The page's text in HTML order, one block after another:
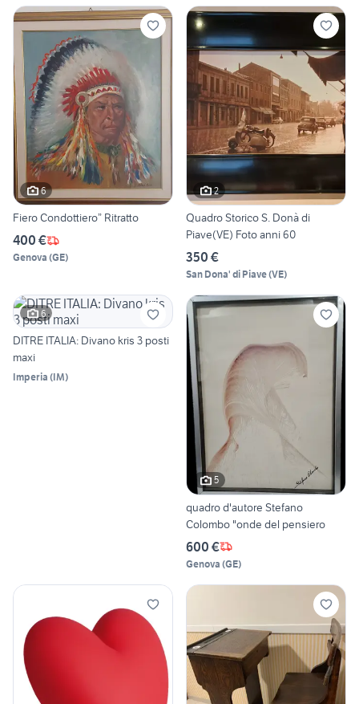
6
Fiero Condottiero” Ritratto
400 €
Genova (GE)
2
Quadro Storico S. Donà di
Piave(VE) Foto anni 60
350 €
San Dona' di Piave(VE)
6
DITRE ITALIA: Divano kris 3 posti
maxi
Imperia (IM)
5
quadro d'autore Stefano
Colombo "onde del pensiero
600 €
Genova (GE)